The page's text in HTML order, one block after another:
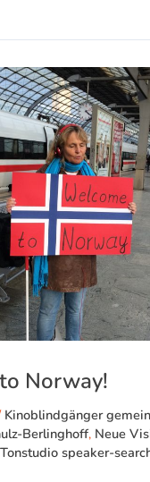
Norway!
Kinoblindgänger
Berlinghoff, Neue
Tonstudio speaker-